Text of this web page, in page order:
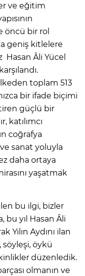
ve eğitim
öncü bir rol
geniş kitlelere
Hasan Âli Yücel
toplam 513
bir ifade biçimi
güçlü bir
katılımcı
coğrafya
sanat yoluyla
daha ortaya
yaşatmak
bu ilgi, bizler
yıl Hasan Âli
Yılın Aydını ilan
öykü
düzenledik.
olmanın ve